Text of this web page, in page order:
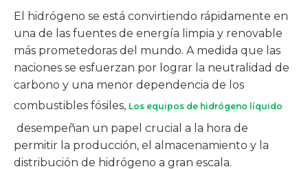
El hidrógeno se está convirtiendo rápidamente en
una de las fuentes de energía limpia y renovable
más prometedoras del mundo. A medida que las
naciones se esfuerzan por lograr la neutralidad de
carbono y una menor dependencia de los
combustibles fósiles, Los equipos de hidrógeno líquido
desempeñan un papel crucial a la hora de
permitir la producción, el almacenamiento y la
distribución de hidrógeno a gran escala.